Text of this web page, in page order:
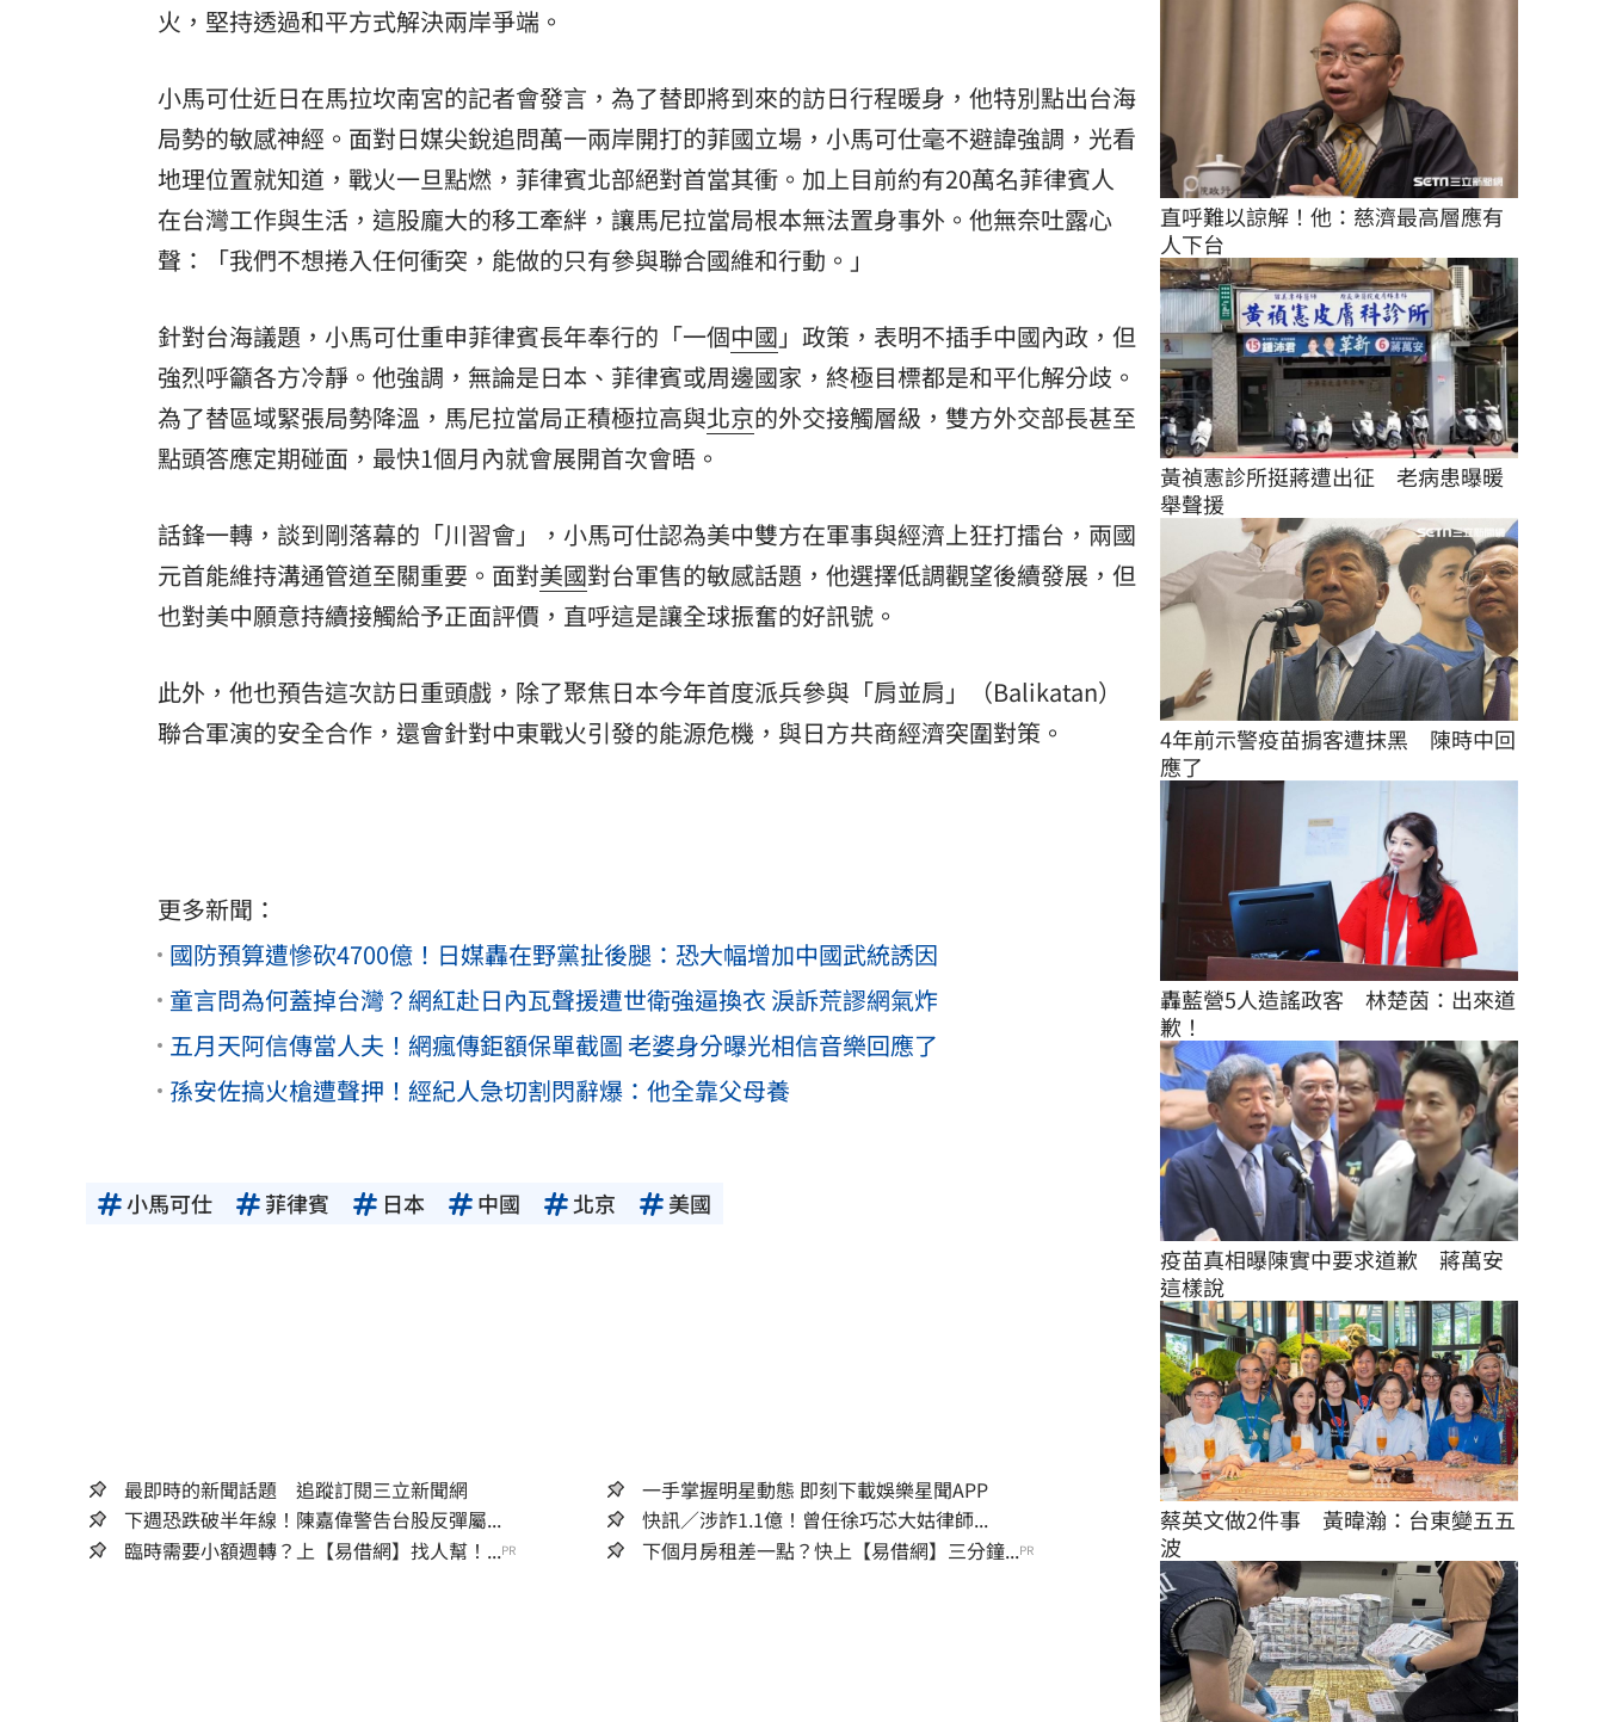
火，堅持透過和平方式解決兩岸爭端。
小馬可仕近日在馬拉坎南宮的記者會發言，為了替即將到來的訪日行程暖身，他特別點出台海
局勢的敏感神經。面對日媒尖銳追問萬一兩岸開打的菲國立場，小馬可仕毫不避諱強調，光看
地理位置就知道，戰火一旦點燃，菲律賓北部絕對首當其衝。加上目前約有20萬名菲律賓人
在台灣工作與生活，這股龐大的移工牽絆，讓馬尼拉當局根本無法置身事外。他無奈吐露心
聲：「我們不想捲入任何衝突，能做的只有參與聯合國維和行動。」
針對台海議題，小馬可仕重申菲律賓長年奉行的「一個中國 」政策，表明不插手中國內政，但
強烈呼籲各方冷靜。他強調，無論是日本、菲律賓或周邊國家，終極目標都是和平化解分歧。
為了替區域緊張局勢降溫，馬尼拉當局正積極拉高與北京的外交接觸層級，雙方外交部長甚至
點頭答應定期碰面，最快1個月內就會展開首次會晤。
話鋒一轉，談到剛落幕的「川習會」，小馬可仕認為美中雙方在軍事與經濟上狂打擂台，兩國
元首能維持溝通管道至關重要。面對美國對台軍售的敏感話題，他選擇低調觀望後續發展，但
也對美中願意持續接觸給予正面評價，直呼這是讓全球振奮的好訊號。
此外，他也預告這次訪日重頭戲，除了聚焦日本今年首度派兵參與「肩並肩」（Balikatan）
聯合軍演的安全合作，還會針對中東戰火引發的能源危機，與日方共商經濟突圍對策。
更多新聞：
國防預算遭慘砍4700億！日媒轟在野黨扯後腿：恐大幅增加中國武統誘因
童言問為何蓋掉台灣？網紅赴日內瓦聲援遭世衛強逼換衣 淚訴荒謬網氣炸
五月天阿信傳當人夫！網瘋傳鉅額保單截圖 老婆身分曝光相信音樂回應了
孫安佐搞火槍遭聲押！經紀人急切割閃辭爆：他全靠父母養
小馬可仕 菲律賓 日本 中國 北京 美國
最即時的新聞話題 追蹤訂閱三立新聞網
一手掌握明星動態 即刻下載娛樂星聞APP
下週恐跌破半年線！陳嘉偉警告台股反彈屬...
快訊／涉詐1.1億！曾任徐巧芯大姑律師...
臨時需要小額週轉？上【易借網】找人幫！...PR 下個月房租差一點？快上【易借網】三分鐘...PR
直呼難以諒解！他：慈濟最高層應有
人下台
黃禎憲診所挺蔣遭出征　老病患曝暖
舉聲援
4年前示警疫苗掮客遭抹黑　陳時中回
應了
轟藍營5人造謠政客　林楚茵：出來道
歉！
疫苗真相曝陳實中要求道歉　蔣萬安
這樣說
蔡英文做2件事　黃暐瀚：台東變五五
波